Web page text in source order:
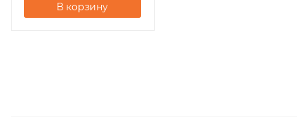
В корзину